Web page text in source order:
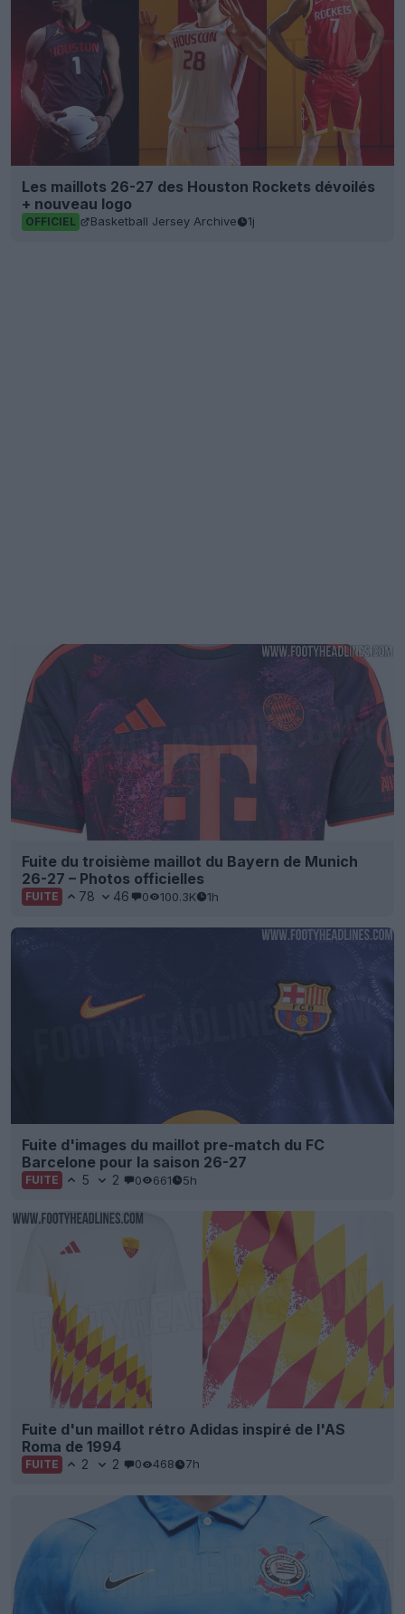
Les maillots 26-27 des Houston Rockets dévoilés
+ nouveau logo
OFFICIEL Basketball Jersey Archive 1j
Fuite du troisième maillot du Bayern de Munich
26-27 – Photos officielles
FUITE 78 46 0 100.3K 1h
Fuite d'images du maillot pre-match du FC
Barcelone pour la saison 26-27
FUITE 5 2 0 661 5h
Fuite d'un maillot rétro Adidas inspiré de l'AS
Roma de 1994
FUITE 2 2 0 468 7h